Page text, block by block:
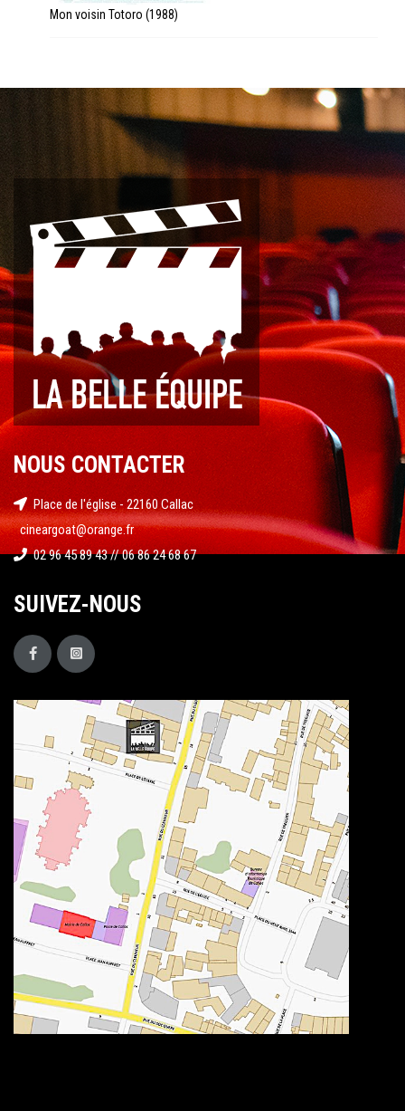
Mon voisin Totoro (1988)
NOUS CONTACTER
Place de l'église - 22160 Callac
cineargoat@orange.fr
02 96 45 89 43 // 06 86 24 68 67
SUIVEZ-NOUS